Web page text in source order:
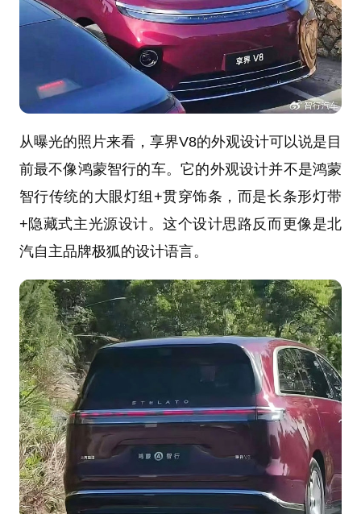
从曝光的照片来看，享界V8的外观设计可以说是目
前最不像鸿蒙智行的车。它的外观设计并不是鸿蒙
智行传统的大眼灯组+贯穿饰条，而是长条形灯带
+隐藏式主光源设计。这个设计思路反而更像是北
汽自主品牌极狐的设计语言。